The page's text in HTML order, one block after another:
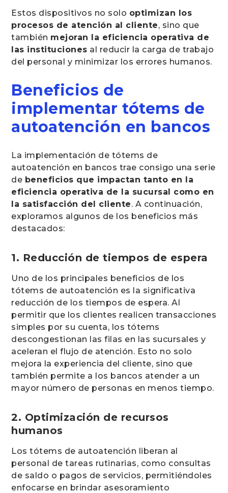
Estos dispositivos no solo optimizan los
procesos de atención al cliente, sino que
también mejoran la eficiencia operativa de
las instituciones al reducir la carga de trabajo
del personal y minimizar los errores humanos.
Beneficios de
implementar tótems de
autoatención en bancos
La implementación de tótems de
autoatención en bancos trae consigo una serie
de beneficios que impactan tanto en la
eficiencia operativa de la sucursal como en
la satisfacción del cliente. A continuación,
exploramos algunos de los beneficios más
destacados:
1. Reducción de tiempos de espera
Uno de los principales beneficios de los
tótems de autoatención es la significativa
reducción de los tiempos de espera. Al
permitir que los clientes realicen transacciones
simples por su cuenta, los tótems
descongestionan las filas en las sucursales y
aceleran el flujo de atención. Esto no solo
mejora la experiencia del cliente, sino que
también permite a los bancos atender a un
mayor número de personas en menos tiempo.
2. Optimización de recursos
humanos
Los tótems de autoatención liberan al
personal de tareas rutinarias, como consultas
de saldo o pagos de servicios, permitiéndoles
enfocarse en brindar asesoramiento